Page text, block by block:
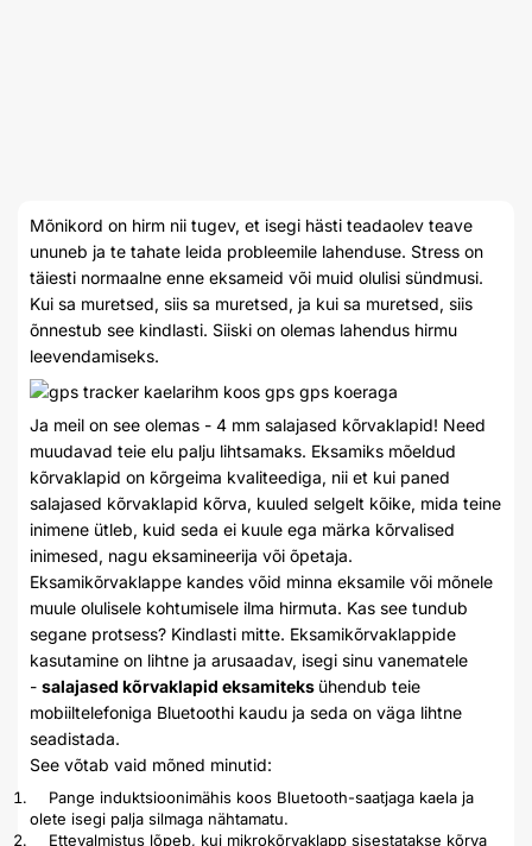
Mõnikord on hirm nii tugev, et isegi hästi teadaolev teave
ununeb ja te tahate leida probleemile lahenduse. Stress on
täiesti normaalne enne eksameid või muid olulisi sündmusi.
Kui sa muretsed, siis sa muretsed, ja kui sa muretsed, siis
õnnestub see kindlasti. Siiski on olemas lahendus hirmu
leevendamiseks.
Ja meil on see olemas - 4 mm salajased kõrvaklapid! Need
muudavad teie elu palju lihtsamaks. Eksamiks mõeldud
kõrvaklapid on kõrgeima kvaliteediga, nii et kui paned
salajased kõrvaklapid kõrva, kuuled selgelt kõike, mida teine
inimene ütleb, kuid seda ei kuule ega märka kõrvalised
inimesed, nagu eksamineerija või õpetaja.
Eksamikõrvaklappe kandes võid minna eksamile või mõnele
muule olulisele kohtumisele ilma hirmuta. Kas see tundub
segane protsess? Kindlasti mitte. Eksamikõrvaklappide
kasutamine on lihtne ja arusaadav, isegi sinu vanematele
- salajased kõrvaklapid eksamiteks ühendub teie
mobiiltelefoniga Bluetoothi kaudu ja seda on väga lihtne
seadistada.
See võtab vaid mõned minutid:
Pange induktsioonimähis koos Bluetooth-saatjaga kaela ja
olete isegi palja silmaga nähtamatu.
Ettevalmistus lõpeb, kui mikrokõrvaklapp sisestatakse kõrva